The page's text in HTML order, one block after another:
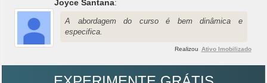
Joyce Santana:
A abordagem do curso é bem dinâmica e
especifica.
Realizou Ativo Imobilizado